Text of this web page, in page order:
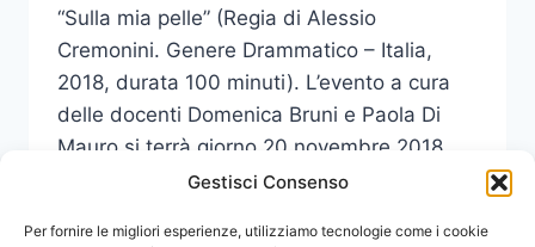
Gestisci Consenso
Per fornire le migliori esperienze, utilizziamo tecnologie come i cookie
“Sulla mia pelle” (Regia di Alessio
Cremonini. Genere Drammatico – Italia,
2018, durata 100 minuti). L’evento a cura
delle docenti Domenica Bruni e Paola Di
Mauro si terrà giorno 20 novembre 2018
alle ore 15.30 presso l’Aula…
LEGGI DI PIÙPROIEZIONE